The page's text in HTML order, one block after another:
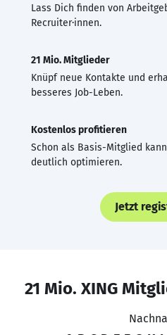
Lass Dich finden von
Recruiter·innen.
21 Mio. Mitglieder
Knüpf neue Kontakte und
besseres Job-Leben.
Kostenlos profitieren
Schon als Basis-Mitglied
deutlich optimieren.
Jetzt
21 Mio. XING